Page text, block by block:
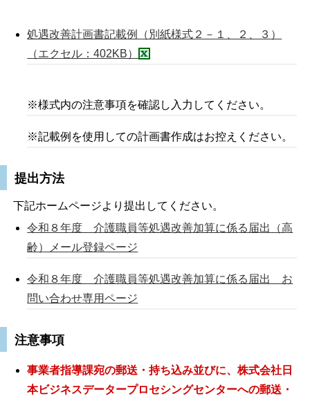
処遇改善計画書記載例（別紙様式２－１、２、３）
（エクセル：402KB）
※様式内の注意事項を確認し入力してください。
※記載例を使用しての計画書作成はお控えください。
提出方法
下記ホームページより提出してください。
令和８年度 介護職員等処遇改善加算に係る届出（高
齢）メール登録ページ
令和８年度 介護職員等処遇改善加算に係る届出 お
問い合わせ専用ページ
注意事項
事業者指導課宛の郵送・持ち込み並びに、株式会社 日
本ビジネスデータープロセシングセンターへの郵送・